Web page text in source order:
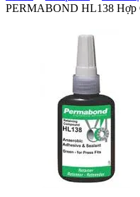
PERMABOND HL138 Hợp